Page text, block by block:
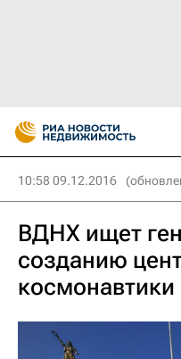
10:58 09.12.2016
ВДНХ ищет
созданию